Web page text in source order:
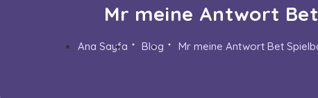
Mr meine Antwort
Ana Sayfa Blog Mr meine Antwort Bet